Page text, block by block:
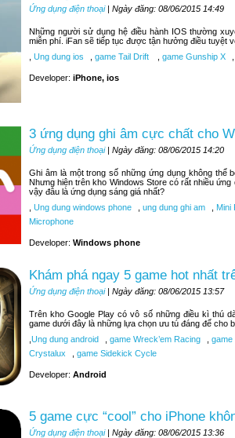
Ứng dụng điện thoại| Ngày đăng: 08/06/2015 14:49
Những người sử dụng hệ điều hành IOS thường
miễn phí. iFan sẽ tiếp tục được tận hưởng điều tuyệt
Ung dung ios game Tail Drift game Gunship X
Developer: iPhone, ios
3 ứng dụng ghi âm cực chất cho
Ứng dụng điện thoại| Ngày đăng: 08/06/2015 14:20
Ghi âm là một trong số những ứng dụng không thể
Nhưng hiện trên kho Windows Store có rất nhiều
vậy đâu là ứng dụng sáng giá nhất?
Ung dung windows phone ung dung ghi am
Mini
Microphone
Developer: Windows phone
Khám phá ngay 5 game hot nhất
Ứng dụng điện thoại| Ngày đăng: 08/06/2015 13:57
Trên kho Google Play có vô số những điều kì thú
game dưới đây là những lựa chọn ưu tú đáng để cho
Ung dung android game Wreck’em Racing
game
Crystalux
game Sidekick Cycle
Developer: Android
5 game cực “cool” cho iPhone
Ứng dụng điện thoại| Ngày đăng: 08/06/2015 13:36